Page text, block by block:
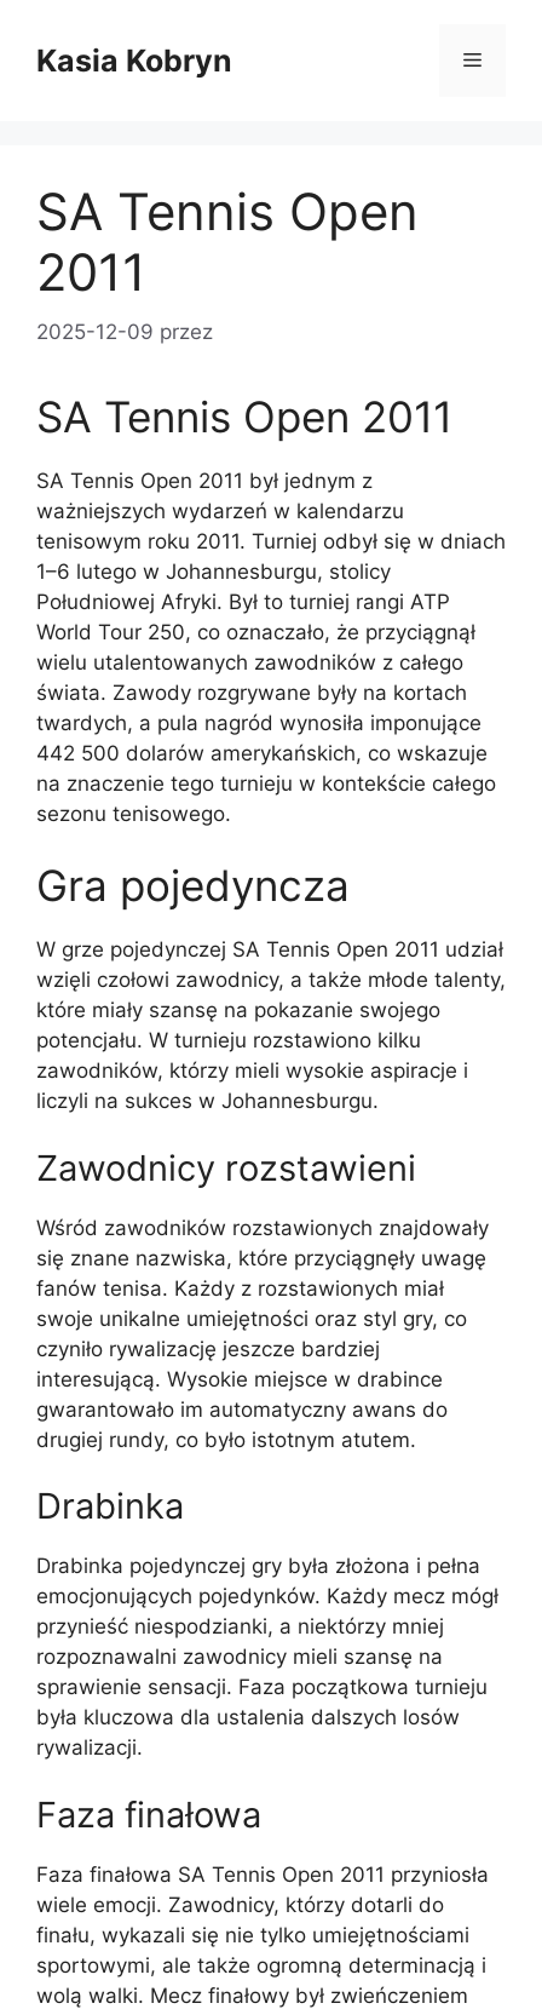
treściKasia Kobryn Menu
SA Tennis Open
2011
2025-12-09 przez
SA Tennis Open 2011
SA Tennis Open 2011 był jednym z
ważniejszych wydarzeń w kalendarzu
tenisowym roku 2011. Turniej odbył się w dniach
1–6 lutego w Johannesburgu, stolicy
Południowej Afryki. Był to turniej rangi ATP
World Tour 250, co oznaczało, że przyciągnął
wielu utalentowanych zawodników z całego
świata. Zawody rozgrywane były na kortach
twardych, a pula nagród wynosiła imponujące
442 500 dolarów amerykańskich, co wskazuje
na znaczenie tego turnieju w kontekście całego
sezonu tenisowego.
Gra pojedyncza
W grze pojedynczej SA Tennis Open 2011 udział
wzięli czołowi zawodnicy, a także młode talenty,
które miały szansę na pokazanie swojego
potencjału. W turnieju rozstawiono kilku
zawodników, którzy mieli wysokie aspiracje i
liczyli na sukces w Johannesburgu.
Zawodnicy rozstawieni
Wśród zawodników rozstawionych znajdowały
się znane nazwiska, które przyciągnęły uwagę
fanów tenisa. Każdy z rozstawionych miał
swoje unikalne umiejętności oraz styl gry, co
czyniło rywalizację jeszcze bardziej
interesującą. Wysokie miejsce w drabince
gwarantowało im automatyczny awans do
drugiej rundy, co było istotnym atutem.
Drabinka
Drabinka pojedynczej gry była złożona i pełna
emocjonujących pojedynków. Każdy mecz mógł
przynieść niespodzianki, a niektórzy mniej
rozpoznawalni zawodnicy mieli szansę na
sprawienie sensacji. Faza początkowa turnieju
była kluczowa dla ustalenia dalszych losów
rywalizacji.
Faza finałowa
Faza finałowa SA Tennis Open 2011 przyniosła
wiele emocji. Zawodnicy, którzy dotarli do
finału, wykazali się nie tylko umiejętnościami
sportowymi, ale także ogromną determinacją i
wolą walki. Mecz finałowy był zwieńczeniem